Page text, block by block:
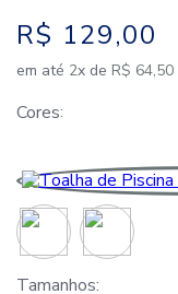
R$ 129,00
em até 2x de R$ 64,50
Cores
Tamanhos: